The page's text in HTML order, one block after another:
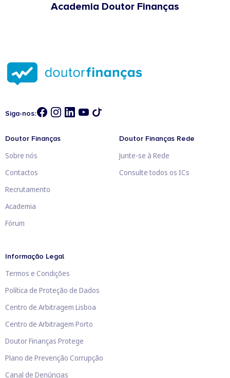
Academia Doutor Finanças
Siga-nos:
Doutor Finanças
Sobre nós
Contactos
Recrutamento
Academia
Fórum
Doutor Finanças Rede
Junte-se à Rede
Consulte todos os ICs
Informação Legal
Termos e Condições
Política de Proteção de Dados
Centro de Arbitragem Lisboa
Centro de Arbitragem Porto
Doutor Finanças Protege
Plano de Prevenção Corrupção
Canal de Denúncias